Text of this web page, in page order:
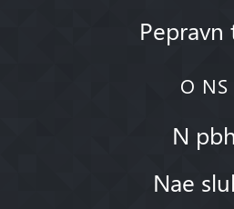
Pepravn
O NS
N pbh
Nae